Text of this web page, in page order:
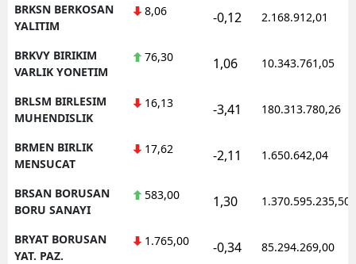
BRKSN BERKOSAN
YALITIM
8,06 -0,12 2.168.912,01
BRKVY BIRIKIM
VARLIK YONETIM
76,30 1,06 10.343.761,05
BRLSM BIRLESIM
MUHENDISLIK
16,13 -3,41 180.313.780,26
BRMEN BIRLIK
MENSUCAT
17,62 -2,11 1.650.642,04
BRSAN BORUSAN
BORU SANAYI
583,00 1,30 1.370.595.235,50
BRYAT BORUSAN
YAT. PAZ.
1.765,00 -0,34 85.294.269,00